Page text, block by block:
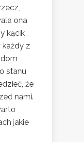
ona
kącik
z
stanu
że
nami.
jakie